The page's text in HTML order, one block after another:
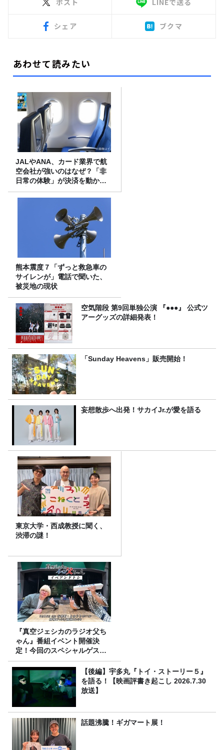
ポスト LINEで送る
シェア ブクマ
あわせて読みたい
JALやANA、カード業界で航
空会社が強いのはなぜ？「非
日常の体験」が決済を動かす
理由
熊本震度７「ずっと救急車の
サイレンが」電話で聞いた、
被災地の現状
空気階段 第9回単独公演 『●●●』 公式ツ
アーグッズの詳細発表！
「Sunday Heavens」販売開始！
妄想散歩へ出発！サカイJr.が愛を語る
東京大学・西成教授に聞く、
渋滞の謎！
『真空ジェシカのラジオ父ち
ゃん』番組イベント開催決
定！今回のスペシャルゲスト
は、タカアンドトシ！
【後編】宇多丸『トイ・ストーリー５』
を語る！【映画評書き起こし 2026.7.30
放送】
話題沸騰！ギガマート展！